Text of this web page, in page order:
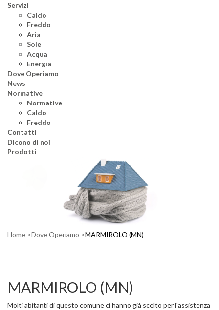
Servizi
Caldo
Freddo
Aria
Sole
Acqua
Energia
Dove Operiamo
News
Normative
Normative
Caldo
Freddo
Contatti
Dicono di noi
Prodotti
Home Dove Operiamo MARMIROLO (MN)
MARMIROLO (MN)
Molti abitanti di questo comune ci hanno già scelto per l'assistenza